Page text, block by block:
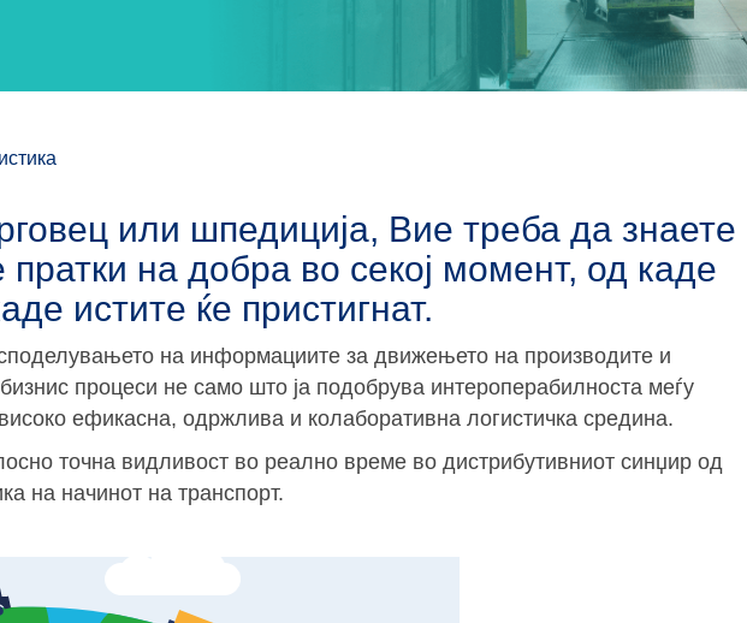
или шпедиција, Вие треба да знаете
на добра во секој момент, од каде
истите ќе пристигнат.
на информациите за движењето на производите и
процеси не само што ја подобрува интероперабилноста меѓу
ефикасна, одржлива и колаборативна логистичка средина.
точна видливост во реално време во дистрибутивниот синџир од
на начинот на транспорт.